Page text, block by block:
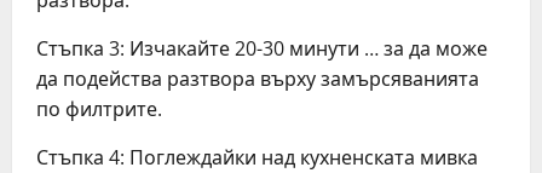
Стъпка 3: Изчакайте 20-30 минути … за да може
да подейства разтвора върху замърсяванията
по филтрите.
Стъпка 4: Поглеждайки над кухненската мивка